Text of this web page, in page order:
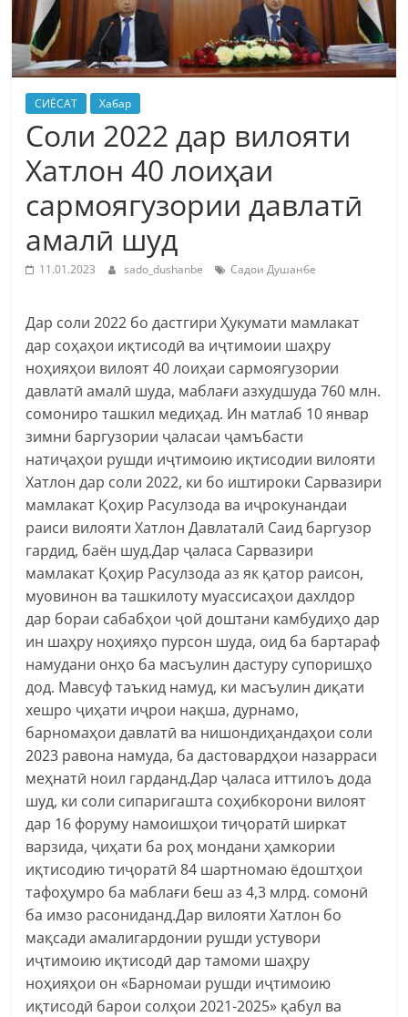
СИЁСАТ Хабар
Соли 2022 дар вилояти
Хатлон 40 лоиҳаи
сармоягузории давлатӣ
амалӣ шуд
11.01.2023 sado_dushanbe Садои Душанбе
Дар соли 2022 бо дастгири Ҳукумати мамлакат
дар соҳаҳои иқтисодӣ ва иҷтимоии шаҳру
ноҳияҳои вилоят 40 лоиҳаи сармоягузории
давлатӣ амалӣ шуда, маблағи азхудшуда 760 млн.
сомониро ташкил медиҳад. Ин матлаб 10 январ
зимни баргузории ҷаласаи ҷамъбасти
натиҷаҳои рушди иҷтимоию иқтисодии вилояти
Хатлон дар соли 2022, ки бо иштироки Сарвазири
мамлакат Қоҳир Расулзода ва иҷрокунандаи
раиси вилояти Хатлон Давлаталӣ Саид баргузор
гардид, баён шуд.Дар ҷаласа Сарвазири
мамлакат Қоҳир Расулзода аз як қатор раисон,
муовинон ва ташкилоту муассисаҳои дахлдор
дар бораи сабабҳои ҷой доштани камбудиҳо дар
ин шаҳру ноҳияҳо пурсон шуда, оид ба бартараф
намудани онҳо ба масъулин дастуру супоришҳо
дод. Мавсуф таъкид намуд, ки масъулин диқати
хешро ҷиҳати иҷрои нақша, дурнамо,
барномаҳои давлатӣ ва нишондиҳандаҳои соли
2023 равона намуда, ба дастовардҳои назарраси
меҳнатӣ ноил гарданд.Дар ҷаласа иттилоъ дода
шуд, ки соли сипаригашта соҳибкорони вилоят
дар 16 форуму намоишҳои тиҷоратӣ ширкат
варзида, ҷиҳати ба роҳ мондани ҳамкории
иқтисодию тиҷоратӣ 84 шартномаю ёдоштҳои
тафоҳумро ба маблағи беш аз 4,3 млрд. сомонӣ
ба имзо расониданд.Дар вилояти Хатлон бо
мақсади амалигардонии рушди устувори
иҷтимоию иқтисодӣ дар тамоми шаҳру
ноҳияҳои он «Барномаи рушди иҷтимоию
иқтисодӣ барои солҳои 2021-2025» қабул ва